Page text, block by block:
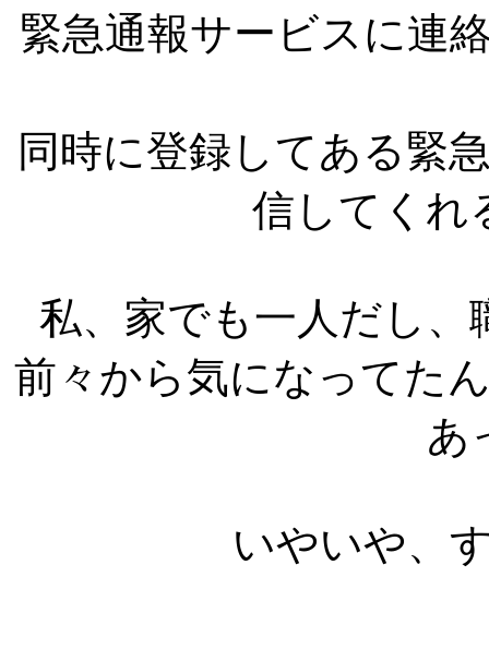
緊急通報サービスに連
同時に登録してある緊
信してくれ
私、家でも一人だし
前々から気になってた
あ
いやいや、